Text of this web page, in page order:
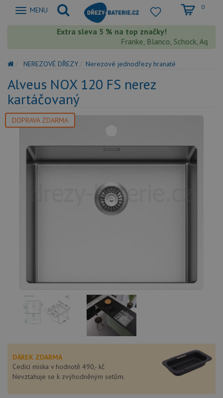
Zobrazit
MENU 0
Extra sleva 5 % na top značky!
Franke, Blanco, Schock,
NEREZOVÉ DŘEZY Nerezové jednodřezy hranaté
Alveus NOX 120 FS nerez
kartáčovaný
DOPRAVA ZDARMA
DÁREK ZDARMA
Cedící miska v hodnotě 490,- kč
Nevztahuje se k zvýhodněným setům.